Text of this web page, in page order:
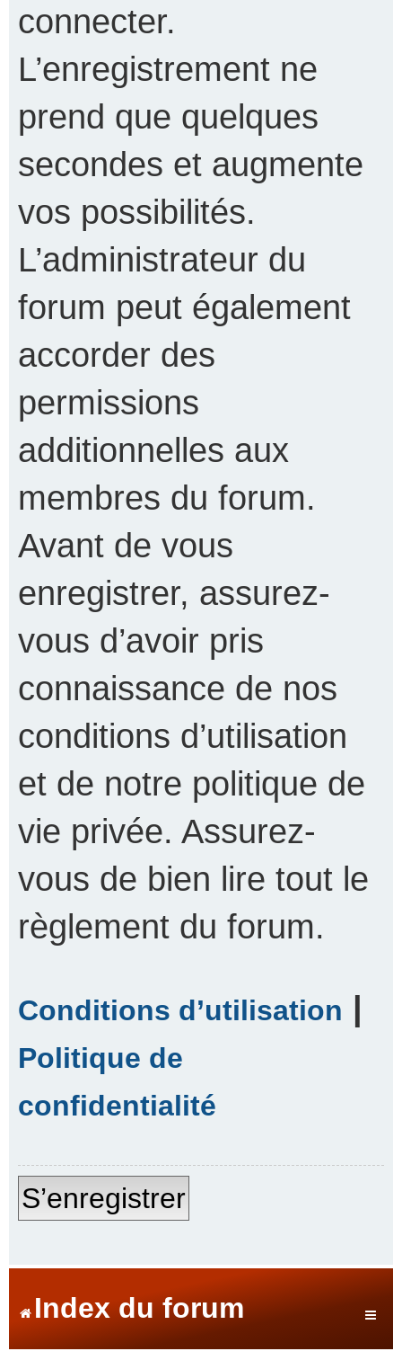
connecter.
L’enregistrement ne
prend que quelques
secondes et augmente
vos possibilités.
L’administrateur du
forum peut également
accorder des
permissions
additionnelles aux
membres du forum.
Avant de vous
enregistrer, assurez-
vous d’avoir pris
connaissance de nos
conditions d’utilisation
et de notre politique de
vie privée. Assurez-
vous de bien lire tout le
règlement du forum.
Conditions d’utilisation |
Politique de
confidentialité
S’enregistrer
Index du forum